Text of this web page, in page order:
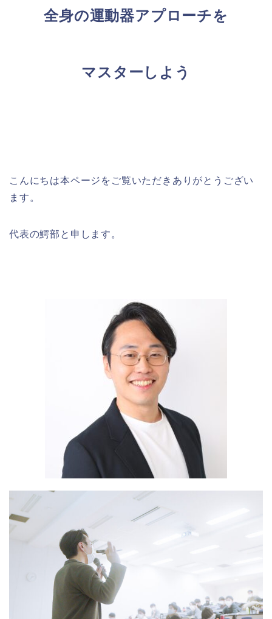
全身の運動器アプローチを
マスターしよう
こんにちは本ページをご覧いただきありがとうござい
ます。
代表の鰐部と申します。